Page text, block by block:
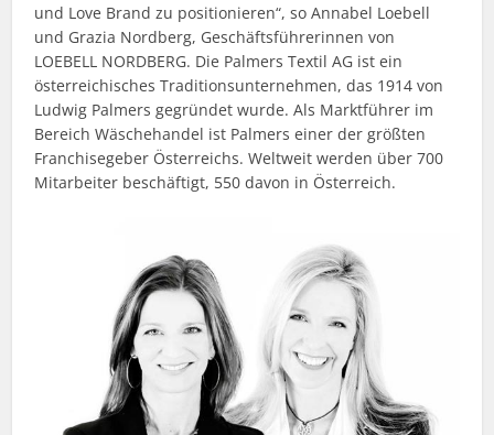
und Love Brand zu positionieren“, so Annabel Loebell
und Grazia Nordberg, Geschäftsführerinnen von
LOEBELL NORDBERG. Die Palmers Textil AG ist ein
österreichisches Traditionsunternehmen, das 1914 von
Ludwig Palmers gegründet wurde. Als Marktführer im
Bereich Wäschehandel ist Palmers einer der größten
Franchisegeber Österreichs. Weltweit werden über 700
Mitarbeiter beschäftigt, 550 davon in Österreich.